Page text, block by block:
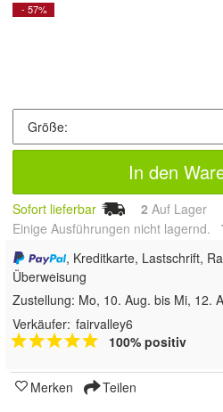
- 57%
In den
Sofort lieferbar 2 Auf Lager
Einige Ausführungen nicht lagernd.
, Kreditkarte, Lastschrift,
Überweisung
Zustellung: Mo, 10. Aug. bis Mi, 12.
Verkäufer: fairvalley6
100% positiv
Merken Teilen